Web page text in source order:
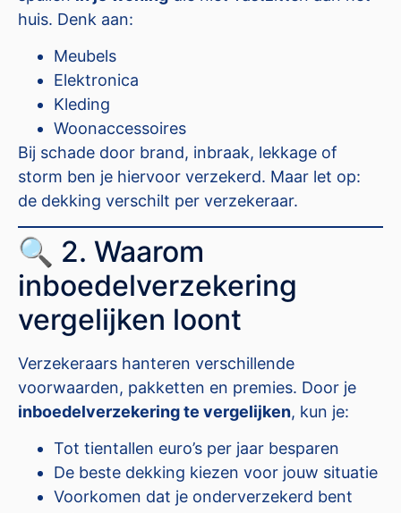
huis. Denk aan:
Meubels
Elektronica
Kleding
Woonaccessoires
Bij schade door brand, inbraak, lekkage of
storm ben je hiervoor verzekerd. Maar let op:
de dekking verschilt per verzekeraar.
🔍 2. Waarom
inboedelverzekering
vergelijken loont
Verzekeraars hanteren verschillende
voorwaarden, pakketten en premies. Door je
inboedelverzekering te vergelijken, kun je:
Tot tientallen euro’s per jaar besparen
De beste dekking kiezen voor jouw situatie
Voorkomen dat je onderverzekerd bent